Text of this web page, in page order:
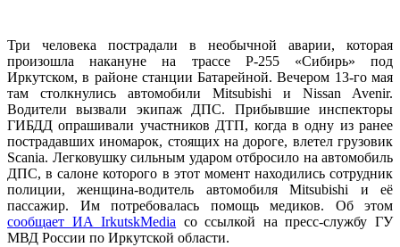
Три человека пострадали в необычной аварии, которая
произошла накануне на трассе Р-255 «Сибирь» под
Иркутском, в районе станции Батарейной. Вечером 13-го мая
там столкнулись автомобили Mitsubishi и Nissan Avenir.
Водители вызвали экипаж ДПС. Прибывшие инспекторы
ГИБДД опрашивали участников ДТП, когда в одну из ранее
пострадавших иномарок, стоящих на дороге, влетел грузовик
Scania. Легковушку сильным ударом отбросило на автомобиль
ДПС, в салоне которого в этот момент находились сотрудник
полиции, женщина-водитель автомобиля Mitsubishi и её
пассажир. Им потребовалась помощь медиков. Об этом
сообщает ИА IrkutskMedia со ссылкой на пресс-службу ГУ
МВД России по Иркутской области.